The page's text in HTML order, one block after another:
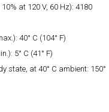
at 120 V, 60 Hz): 4180
40° C (104° F)
5° C (41° F)
state, at 40° C ambient: 150°